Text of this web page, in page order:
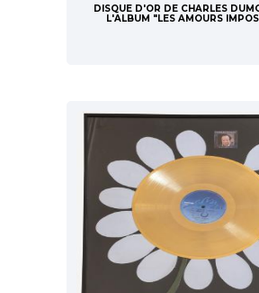
DISQUE D'OR DE CHARLES
L'ALBUM "LES AMOURS